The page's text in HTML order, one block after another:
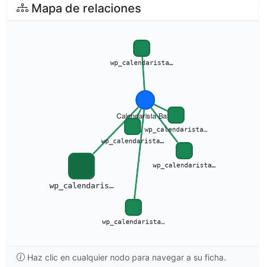
Mapa de relaciones
Haz clic en cualquier nodo para navegar a su ficha.